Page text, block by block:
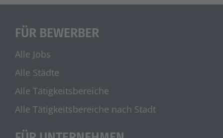
FÜR BEWERBER
Alle Jobs
Alle Städte
Alle Tätigkeitsbereiche
Alle Tätigkeitsbereiche nach Stadt